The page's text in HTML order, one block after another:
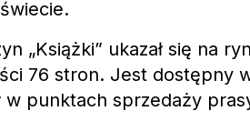
„Książki” ukazał się na
76 stron. Jest dostępny
w punktach sprzedaży